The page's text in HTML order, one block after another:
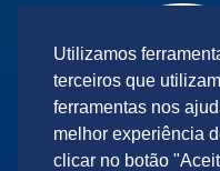
Utilizamos
terceiros que
ferramentas nos
melhor experiência
clicar no botão